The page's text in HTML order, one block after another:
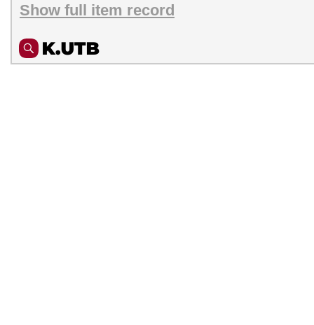
Show full item record